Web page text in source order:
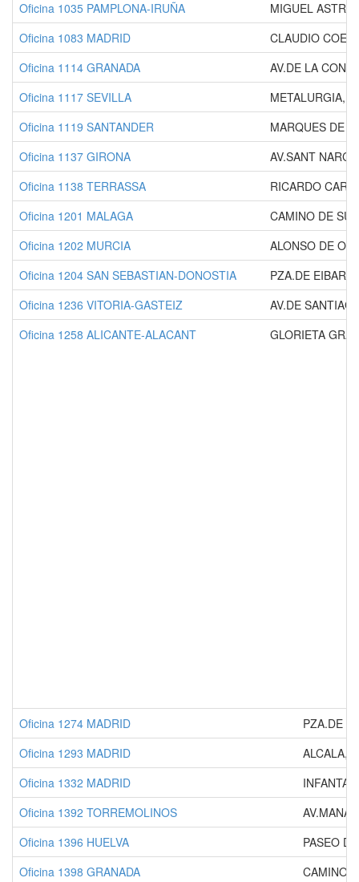
Oficina 1035 PAMPLONA-IRUÑA
MIGUEL
Oficina 1083 MADRID
CLAUDIO
Oficina 1114 GRANADA
AV.DE LA
Oficina 1117 SEVILLA
METALURGIA,
Oficina 1119 SANTANDER
MARQUES DE
Oficina 1137 GIRONA
AV.SANT
Oficina 1138 TERRASSA
RICARDO
Oficina 1201 MALAGA
CAMINO DE
Oficina 1202 MURCIA
ALONSO DE
Oficina 1204 SAN SEBASTIAN-DONOSTIA
PZA.DE EIBAR, 7
Oficina 1236 VITORIA-GASTEIZ
AV.DE
Oficina 1258 ALICANTE-ALACANT
GLORIETA
Oficina 1274 MADRID
PZA.DE
Oficina 1293 MADRID
ALCALA,
Oficina 1332 MADRID
INFANTA
Oficina 1392 TORREMOLINOS
Oficina 1396 HUELVA
PASEO
Oficina 1398 GRANADA
CAMINO